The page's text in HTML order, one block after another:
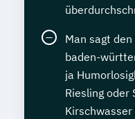
Man sagt
baden-
ja
Riesling oder